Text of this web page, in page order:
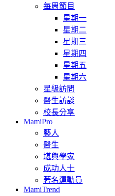
每周節目
星期一
星期二
星期三
星期四
星期五
星期六
星級訪問
醫生訪談
校長分享
MamiPro
藝人
醫生
堪輿學家
成功人士
著名運動員
MamiTrend